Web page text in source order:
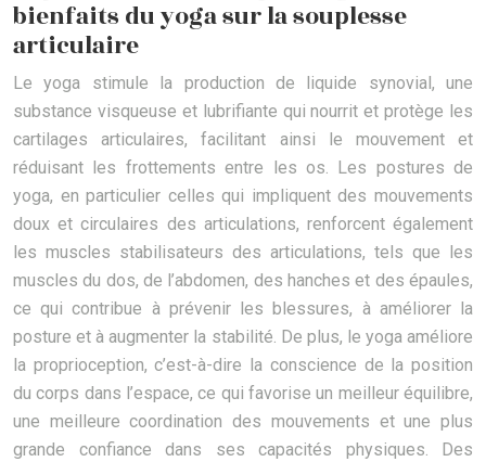
bienfaits du yoga sur la souplesse
articulaire
Le yoga stimule la production de liquide synovial, une
substance visqueuse et lubrifiante qui nourrit et protège les
cartilages articulaires, facilitant ainsi le mouvement et
réduisant les frottements entre les os. Les postures de
yoga, en particulier celles qui impliquent des mouvements
doux et circulaires des articulations, renforcent également
les muscles stabilisateurs des articulations, tels que les
muscles du dos, de l’abdomen, des hanches et des épaules,
ce qui contribue à prévenir les blessures, à améliorer la
posture et à augmenter la stabilité. De plus, le yoga améliore
la proprioception, c’est-à-dire la conscience de la position
du corps dans l’espace, ce qui favorise un meilleur équilibre,
une meilleure coordination des mouvements et une plus
grande confiance dans ses capacités physiques. Des